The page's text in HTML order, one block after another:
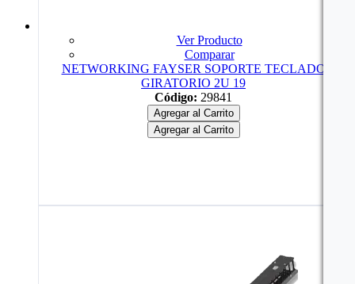
Ver Producto
Comparar
NETWORKING FAYSER SOPORTE TECLADO
GIRATORIO 2U 19
Código: 29841
Agregar al Carrito
Agregar al Carrito